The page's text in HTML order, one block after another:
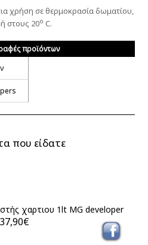
χρήση σε θερμοκρασία δωματίου,
στους 20ο C.
προϊόντων
που είδατε
χαρτιου 1lt MG developer
37,90€